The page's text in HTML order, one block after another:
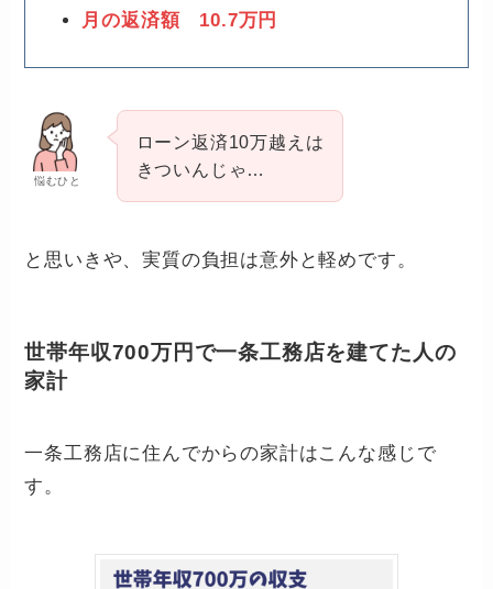
月の返済額 10.7万円
悩むひと
ローン返済10万越えは
きついんじゃ…
と思いきや、実質の負担は意外と軽めです。
世帯年収700万円で一条工務店を建てた人の
家計
一条工務店に住んでからの家計はこんな感じで
す。